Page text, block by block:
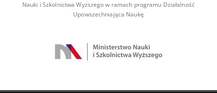
Nauki i Szkolnictwa Wyższego w ramach programu Działalność
Upowszechniająca Naukę